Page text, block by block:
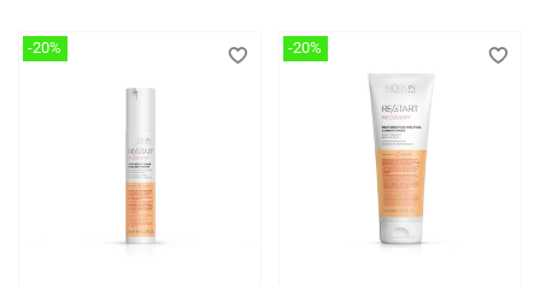
-20% -20%